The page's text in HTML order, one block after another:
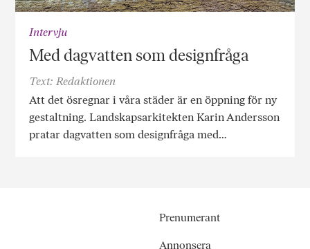
Intervju
Med dagvatten som designfråga
Text: Redaktionen
Att det ösregnar i våra städer är en öppning för ny
gestaltning. Landskapsarkitekten Karin Andersson
pratar dagvatten som designfråga med…
Prenumerant
Annonsera